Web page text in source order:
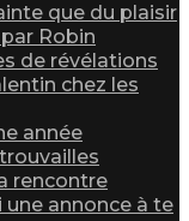
que du plaisir
Robin
de révélations
chez les
année
rencontre
une annonce à te